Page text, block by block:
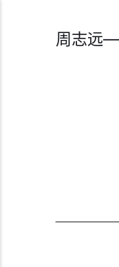
周志远